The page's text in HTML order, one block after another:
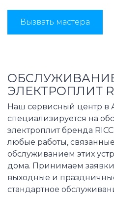
Вызвать мастера
ЭЛЕКТРОПЛИТ
Наш сервисный центр в
специализируется на
электроплит бренда
любые работы,
обслуживанием этих
дома. Принимаем
выходные и
стандартное